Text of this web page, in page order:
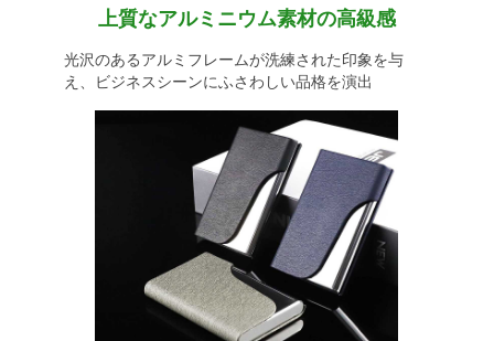
上質なアルミニウム素材の高級感
光沢のあるアルミフレームが洗練された印象を与
え、ビジネスシーンにふさわしい品格を演出